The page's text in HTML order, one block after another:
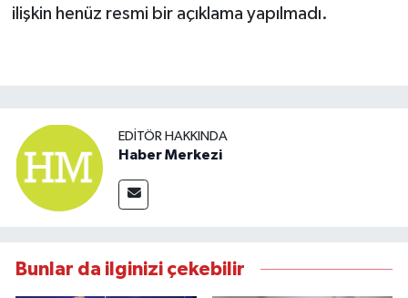
ilişkin henüz resmi bir açıklama yapılmadı.
EDITÖR HAKKINDA
Haber Merkezi
Bunlar da ilginizi çekebilir